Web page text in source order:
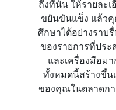
ถึงที่นั่น ให้รายละ
ขยันขันแข็ง แล้วคุ
ศึกษาได้อย่างรา
ของรายการที่ประ
และเครื่องมือม
ทั้งหมดนี้สร้างขึ้น
ของคุณในตลาดกา